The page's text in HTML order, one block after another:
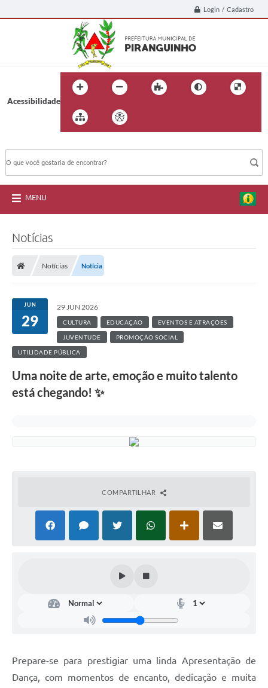
Login / Cadastro
Acessibilidade
MENU
Notícias
Notícias Notícia
JUN
29
29 JUN 2026
CULTURA EDUCAÇÃO EVENTOS E ATRAÇÕES
JUVENTUDE PROMOÇÃO SOCIAL
UTILIDADE PÚBLICA
Uma noite de arte, emoção e muito talento
está chegando! ✨
COMPARTILHAR
Prepare-se para prestigiar uma linda Apresentação de
Dança, com momentos de encanto, dedicação e muita